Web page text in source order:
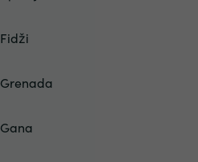
Fidži
Grenada
Gana